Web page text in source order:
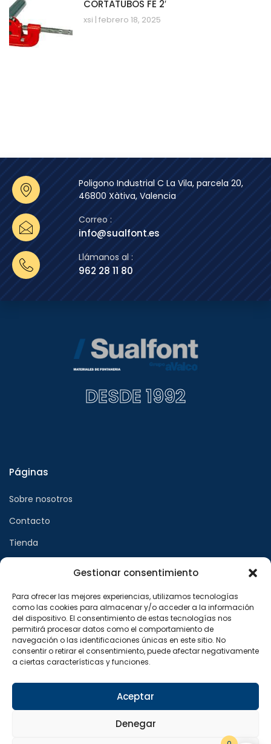
Gestionar consentimiento
Para ofrecer las mejores experiencias, utilizamos tecnologías
como las cookies para almacenar y/o acceder a la información
del dispositivo. El consentimiento de estas tecnologías nos
permitirá procesar datos como el comportamiento de
navegación o las identificaciones únicas en este sitio. No
consentir o retirar el consentimiento, puede afectar negativamente
a ciertas características y funciones.
Aceptar
Denegar
CORTATUBOS FE 2′
xsi febrero 18, 2025
Poligono Industrial C La Vila, parcela 20,
46800 Xàtiva, Valencia
Correo :
info@sualfont.es
Llámanos al :
962 28 11 80
DESDE 1992
Páginas
Sobre nosotros
Contacto
Tienda
Aviso legal
Política de privacidad
Política de cookies
Síguenos en
F X I